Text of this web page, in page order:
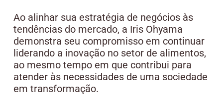
Ao alinhar sua estratégia de negócios às
tendências do mercado, a Iris Ohyama
demonstra seu compromisso em continuar
liderando a inovação no setor de alimentos,
ao mesmo tempo em que contribui para
atender às necessidades de uma sociedade
em transformação.